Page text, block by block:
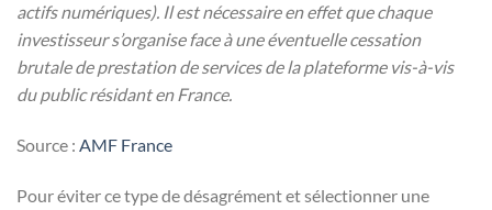
actifs numériques). Il est nécessaire en effet que chaque
investisseur s’organise face à une éventuelle cessation
brutale de prestation de services de la plateforme vis-à-vis
du public résidant en France.
Source : AMF France
Pour éviter ce type de désagrément et sélectionner une